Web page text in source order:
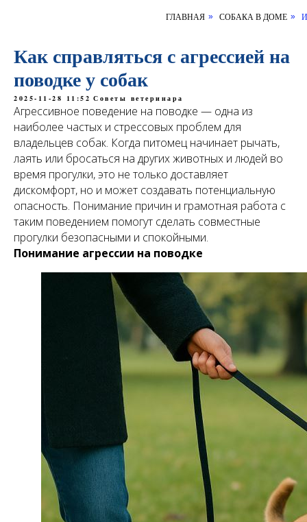
ГЛАВНАЯ » СОБАКА В ДОМЕ »
Как справляться с агрессией на
поводке у собак
2025-11-28 11:52 Советы ветеринара
Агрессивное поведение на поводке — одна из
наиболее частых и стрессовых проблем для
владельцев собак. Когда питомец начинает рычать,
лаять или бросаться на других животных и людей во
время прогулки, это не только доставляет
дискомфорт, но и может создавать потенциальную
опасность. Понимание причин и грамотная работа с
таким поведением помогут сделать совместные
прогулки безопасными и спокойными.
Понимание агрессии на поводке